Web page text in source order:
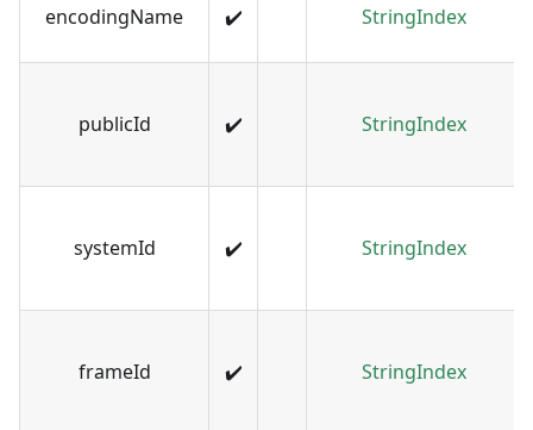
encodingName ✔️ StringIndex
publicId ✔️ StringIndex
systemId ✔️ StringIndex
frameId ✔️ StringIndex